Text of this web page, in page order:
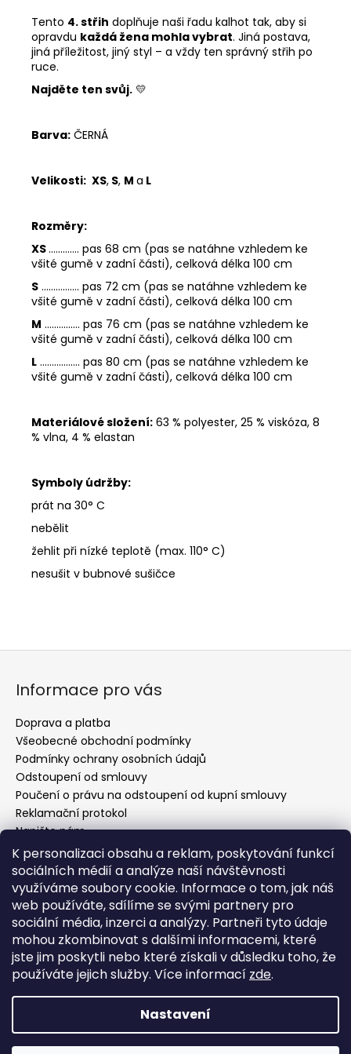
K personalizaci obsahu a reklam, poskytování funkcí
sociálních médií a analýze naší návštěvnosti
využíváme soubory cookie. Informace o tom, jak náš
web používáte, sdílíme se svými partnery pro
sociální média, inzerci a analýzy. Partneři tyto údaje
mohou zkombinovat s dalšími informacemi, které
jste jim poskytli nebo které získali v důsledku toho, že
používáte jejich služby. Více informací zde.
Nastavení
Tento 4. střih doplňuje naši řadu kalhot tak, aby si
opravdu každá žena mohla vybrat. Jiná postava,
jiná příležitost, jiný styl – a vždy ten správný střih po
ruce.
Najděte ten svůj. 💛
Barva: ČERNÁ
Velikosti: XS, S, M a L
Rozměry:
XS............. pas 68 cm (pas se natáhne vzhledem ke
všité gumě v zadní části), celková délka 100 cm
S ................ pas 72 cm (pas se natáhne vzhledem ke
všité gumě v zadní části), celková délka 100 cm
M ............... pas 76 cm (pas se natáhne vzhledem ke
všité gumě v zadní části), celková délka 100 cm
L ................. pas 80 cm (pas se natáhne vzhledem ke
všité gumě v zadní části), celková délka 100 cm
Materiálové složení: 63 % polyester, 25 % viskóza, 8
% vlna, 4 % elastan
Symboly údržby:
prát na 30° C
nebělit
žehlit při nízké teplotě (max. 110° C)
nesušit v bubnové sušičce
Z
Informace pro vás
Doprava a platba
Všeobecné obchodní podmínky
Podmínky ochrany osobních údajů
Odstoupení od smlouvy
Poučení o právu na odstoupení od kupní smlouvy
Reklamační protokol
Napište nám
Kontakty
Kontakt
info@evelin-chic.cz
797 751 760
Evelin Chic
evelin_chic.cz